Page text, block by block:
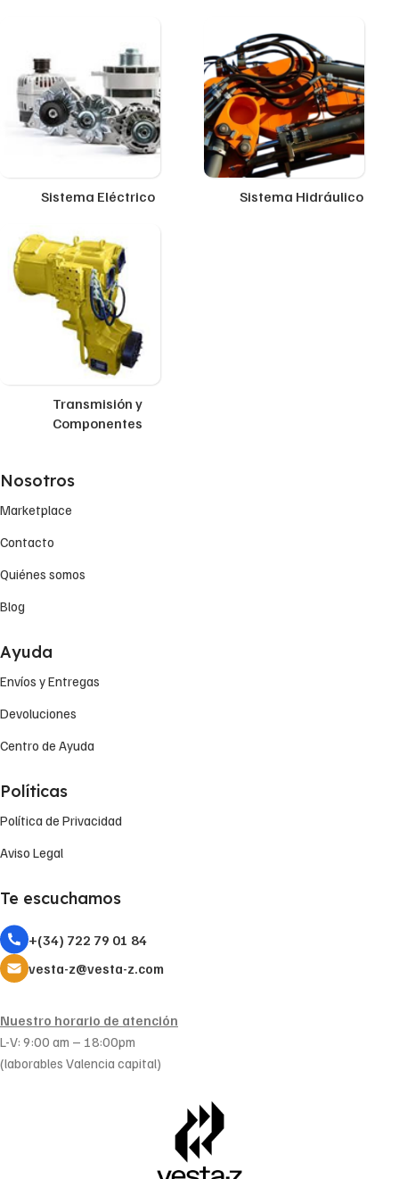
Sistema Eléctrico Sistema Hidráulico
Transmisión y
Componentes
Nosotros
Marketplace
Contacto
Quiénes somos
Blog
Ayuda
Envíos y Entregas
Devoluciones
Centro de Ayuda
Políticas
Política de Privacidad
Aviso Legal
Te escuchamos
+(34) 722 79 01 84
vesta-z@vesta-z.com
Nuestro horario de atención
L-V: 9:00 am – 18:00pm
(laborables Valencia capital)